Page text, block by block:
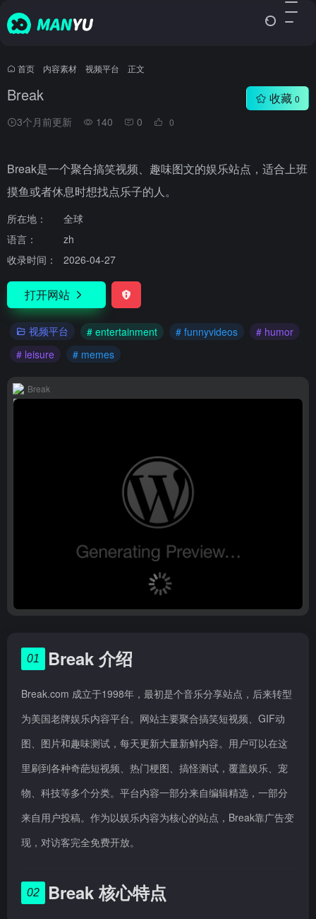
首页 内容素材 视频平台 正文
Break
3个月前更新 140 0 0
收藏 0
Break是一个聚合搞笑视频、趣味图文的娱乐站点，适合上班
摸鱼或者休息时想找点乐子的人。
所在地：
全球
语言：
zh
收录时间：
2026-04-27
打开网站
视频平台 # entertainment # funnyvideos
# humor
# leisure
# memes
Break
01 Break 介绍
Break.com 成立于1998年，最初是个音乐分享站点，后来转型
为美国老牌娱乐内容平台。网站主要聚合搞笑短视频、GIF动
图、图片和趣味测试，每天更新大量新鲜内容。用户可以在这
里刷到各种奇葩短视频、热门梗图、搞怪测试，覆盖娱乐、宠
物、科技等多个分类。平台内容一部分来自编辑精选，一部分
来自用户投稿。作为以娱乐内容为核心的站点，Break靠广告变
现，对访客完全免费开放。
02 Break 核心特点